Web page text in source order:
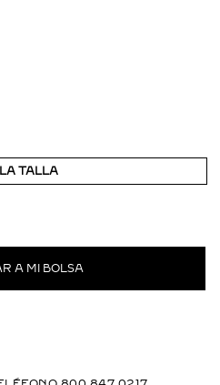
750/1000, oro
36 y 40 cm
TALLA